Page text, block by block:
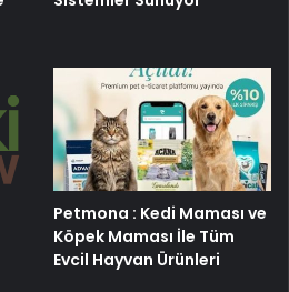
Petmona : Kedi Maması ve
Köpek Maması İle Tüm
Evcil Hayvan Ürünleri